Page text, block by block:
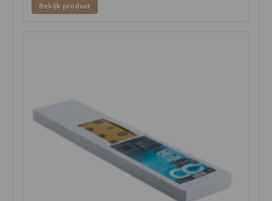
Bekijk product